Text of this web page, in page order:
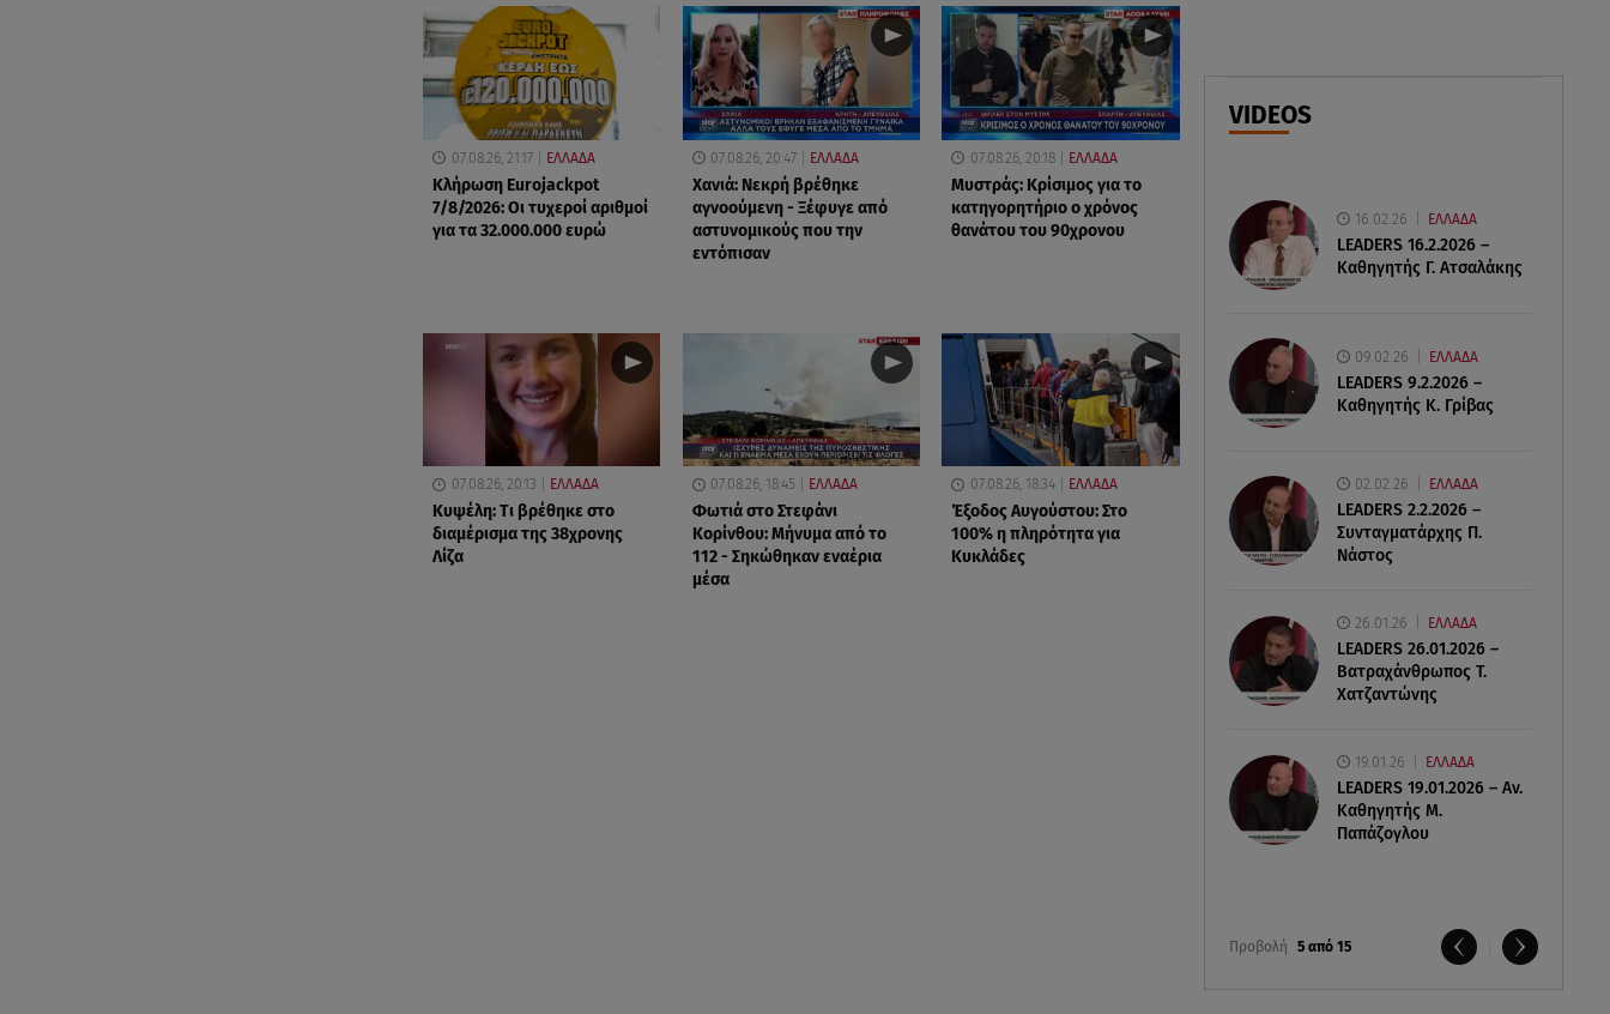
07.08.26 , 18:34
Έξοδος Αυγούστου: Στο 100% η
πληρότητα για Κυκλάδες
VIDEOS
16.02.26 ΕΛΛΑΔΑ
LEADERS 16.2.2026 –
Καθηγητής Γ. Ατσαλάκης
09.02.26 ΕΛΛΑΔΑ
LEADERS 9.2.2026 –
Καθηγητής Κ. Γρίβας
02.02.26 ΕΛΛΑΔΑ
LEADERS 2.2.2026 –
Συνταγματάρχης Π.
Νάστος
26.01.26 ΕΛΛΑΔΑ
LEADERS 26.01.2026 –
Βατραχάνθρωπος Τ.
Χατζαντώνης
19.01.26 ΕΛΛΑΔΑ
LEADERS 19.01.2026 – Αν.
Καθηγητής Μ.
Παπάζογλου
Προβολή 5 από 15
07.08.26, 21:17 ΕΛΛΑΔΑ
Κλήρωση Eurojackpot
7/8/2026: Οι τυχεροί αριθμοί
για τα 32.000.000 ευρώ
07.08.26, 20:47 ΕΛΛΑΔΑ
Χανιά: Νεκρή βρέθηκε
αγνοούμενη - Ξέφυγε από
αστυνομικούς που την
εντόπισαν
07.08.26, 20:18 ΕΛΛΑΔΑ
Μυστράς: Κρίσιμος για το
κατηγορητήριο ο χρόνος
θανάτου του 90χρονου
07.08.26, 20:13 ΕΛΛΑΔΑ
Κυψέλη: Tι βρέθηκε στο
διαμέρισμα της 38χρονης
Λίζα
07.08.26, 18:45 ΕΛΛΑΔΑ
Φωτιά στο Στεφάνι
Κορίνθου: Μήνυμα από το
112 - Σηκώθηκαν εναέρια
μέσα
07.08.26, 18:34 ΕΛΛΑΔΑ
Έξοδος Αυγούστου: Στο
100% η πληρότητα για
Κυκλάδες